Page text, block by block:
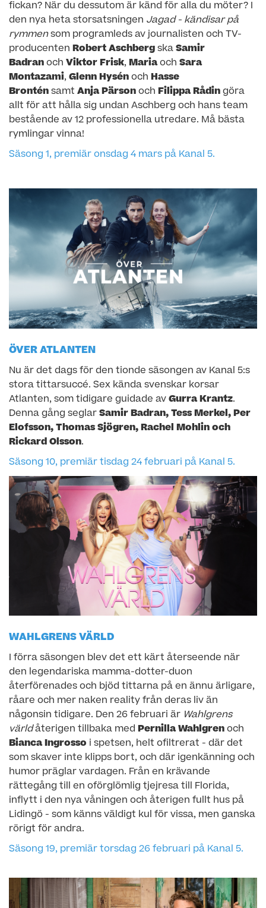
fickan? När du dessutom är känd för alla du möter? I
den nya heta storsatsningen Jagad - kändisar på
rymmensom programleds av journalisten och TV-
producenten Robert Aschberg ska Samir
Badran och Viktor Frisk, Mariaoch Sara
Montazami, Glenn Hysén och Hasse
Brontén samt Anja Pärson och Filippa Rådin göra
allt för att hålla sig undan Aschberg och hans team
bestående av 12 professionella utredare. Må bästa
rymlingar vinna!
Säsong 1, premiär onsdag 4 mars på Kanal 5.
ÖVER ATLANTEN
Nu är det dags för den tionde säsongen av Kanal 5:s
stora tittarsuccé. Sex kända svenskar korsar
Atlanten, som tidigare guidade av Gurra Krantz.
Denna gång seglar Samir Badran, Tess Merkel, Per
Elofsson, Thomas Sjögren, Rachel Mohlin och
Rickard Olsson.
Säsong 10, premiär tisdag 24 februari på Kanal 5.
WAHLGRENS VÄRLD
I förra säsongen blev det ett kärt återseende när
den legendariska mamma-dotter-duon
återförenades och bjöd tittarna på en ännu ärligare,
råare och mer naken reality från deras liv än
någonsin tidigare. Den 26 februari är Wahlgrens
världåterigen tillbaka med Pernilla Wahlgren och
Bianca Ingrosso i spetsen, helt ofiltrerat - där det
som skaver inte klipps bort, och där igenkänning och
humor präglar vardagen. Från en krävande
rättegång till en oförglömlig tjejresa till Florida,
inflytt i den nya våningen och återigen fullt hus på
Lidingö - som känns väldigt kul för vissa, men ganska
rörigt för andra.
Säsong 19, premiär torsdag 26 februari på Kanal 5.